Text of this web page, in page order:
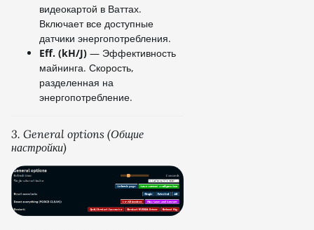
видеокартой в Ваттах.
Включает все доступные
датчики энергопотребления.
Eff. (kH/J) — Эффективность
майнинга. Скорость,
разделенная на
энергопотребление.
3. General options (Общие
настройки)